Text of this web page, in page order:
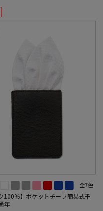
全7色
100％】ポケットチーフ簡易式千
年